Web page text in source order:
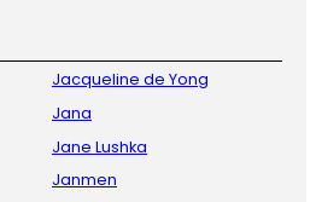
Jacqueline de Yong
Jana
Jane Lushka
Janmen